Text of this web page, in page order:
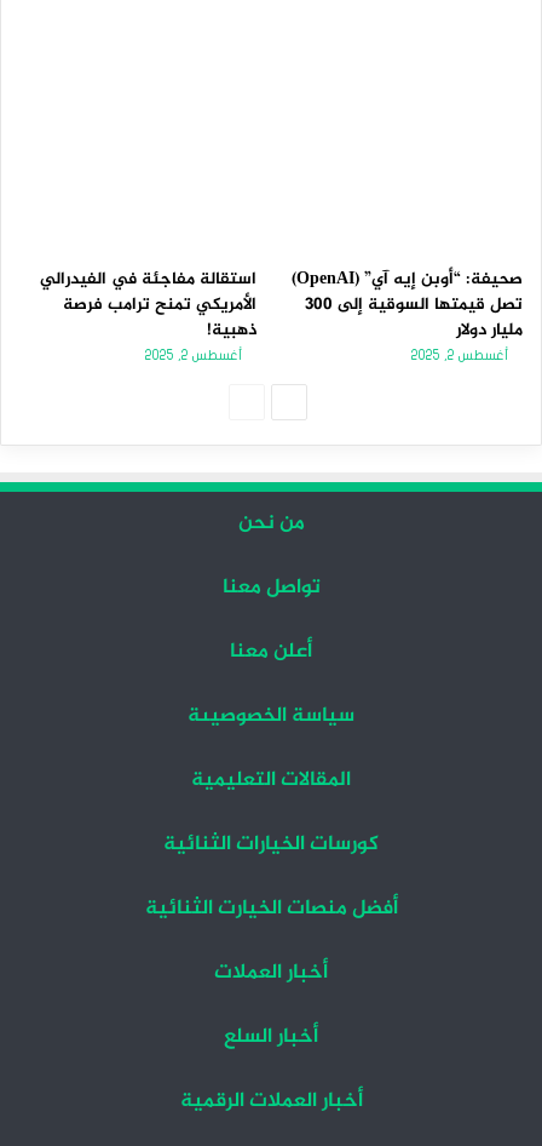
صحيفة: “أوبن إيه آي” (OpenAI)
تصل قيمتها السوقية إلى 300
مليار دولار
أغسطس 2, 2025
استقالة مفاجئة في الفيدرالي
الأمريكي تمنح ترامب فرصة
ذهبية!
أغسطس 2, 2025
من نحن
تواصل معنا
أعلن معنا
سياسة الخصوصيىة
المقالات التعليمية
كورسات الخيارات الثنائية
أفضل منصات الخيارت الثنائية
أخبار العملات
أخبار السلع
أخبار العملات الرقمية